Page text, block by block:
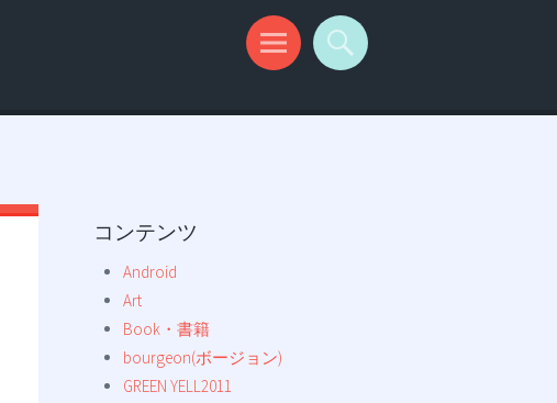
コンテンツ
Android
Art
Book・書籍
bourgeon(ボージョン)
GREEN YELL2011